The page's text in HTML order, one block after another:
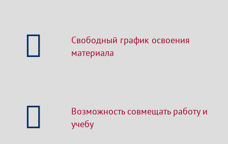
Свободный график освоения
материала
Возможность совмещать работу и
учебу